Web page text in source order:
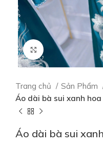
Click to enlarge
Trang chủ Sản Phẩm
Áo dài bà sui xanh hoa
Áo dài bà sui